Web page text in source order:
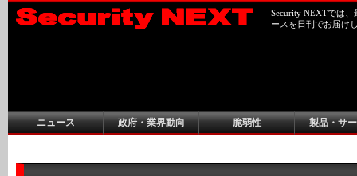
Security NEXTでは
ースを日刊でお届け
ニュース 政府・業界動向 脆弱性 製品・サ